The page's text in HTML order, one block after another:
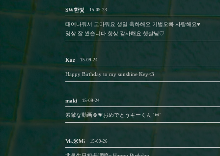
SW한빛 15-09-23
태어나줘서 고마워요 생일 축하해요 기범오빠 사랑해요♥
영상 잘 봤습니다 항상 감사해요 햇살님♡
Kaz 15-09-24
Happy Birthday to my sunshine Key<3
maki 15-09-24
素敵な動画☺️💗おめでとうキーくん 'ㅂ'
Mi.米Mi 15-09-26